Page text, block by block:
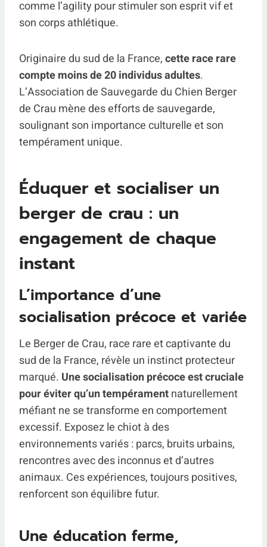
comme l’agility pour stimuler son esprit vif et
son corps athlétique.
Originaire du sud de la France,cette race rare
compte moins de 20 individus adultes.
L’Association de Sauvegarde du Chien Berger
de Crau mène des efforts de sauvegarde,
soulignant son importance culturelle et son
tempérament unique.
Éduquer et socialiser un
berger de crau : un
engagement de chaque
instant
L’importance d’une
socialisation précoce et variée
Le Berger de Crau, race rare et captivante du
sud de la France, révèle un instinct protecteur
marqué. Une socialisation précoce est cruciale
pour éviter qu’un tempéramentnaturellement
méfiant ne se transforme en comportement
excessif. Exposez le chiot à des
environnements variés : parcs, bruits urbains,
rencontres avec des inconnus et d’autres
animaux. Ces expériences, toujours positives,
renforcent son équilibre futur.
Une éducation ferme,